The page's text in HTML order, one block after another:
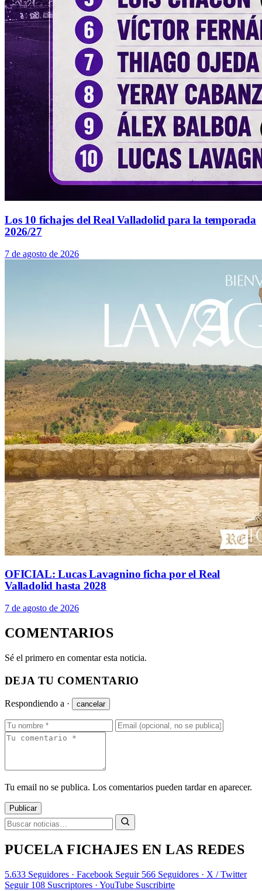
Los 10 fichajes del Real Valladolid para la temporada
2026/27
7 de agosto de 2026
OFICIAL: Lucas Lavagnino ficha por el Real
Valladolid hasta 2028
7 de agosto de 2026
COMENTARIOS
Sé el primero en comentar esta noticia.
DEJA TU COMENTARIO
Respondiendo a · cancelar
Tu email no se publica. Los comentarios pueden tardar en aparecer.
Publicar
PUCELA FICHAJES EN LAS REDES
5.633 Seguidores · Facebook Seguir 566 Seguidores · X / Twitter
Seguir 108 Suscriptores · YouTube Suscribirte